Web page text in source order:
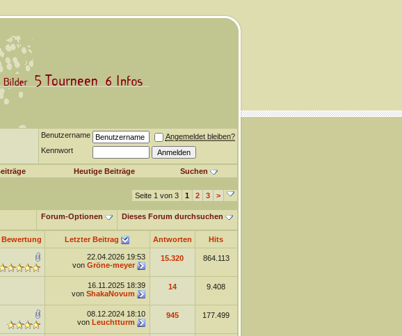
Benutzername
Angemeldet bleiben?
Kennwort
Heutige Beiträge Suchen
Seite 1 von 3 1 2 3 >
Forum-Optionen Dieses Forum durchsuchen
Bewertung Letzter Beitrag Antworten Hits
22.04.2026 19:53
von Gröne-meyer
15.320 864.113
16.11.2025 18:39
von ShakaNovum
14 9.408
08.12.2024 18:10
von Leuchtturm
945 177.499